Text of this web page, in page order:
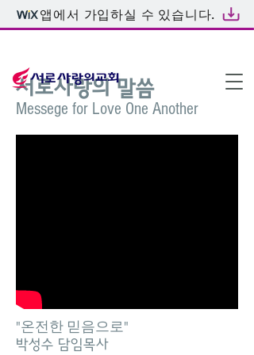
앱에서 가입하실 수 있습니다.
서로사랑의 말씀
Messege for Love One Another
"온전한 믿음으로"
박성수 담임목사